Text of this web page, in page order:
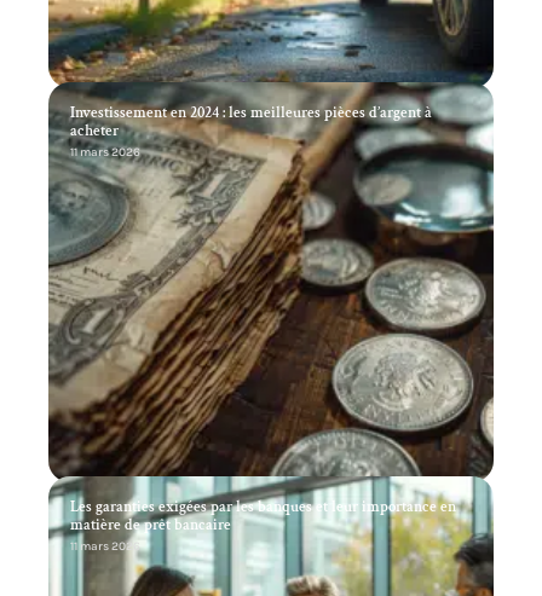
Investissement en 2024 : les meilleures pièces d’argent à
acheter
11 mars 2026
Les garanties exigées par les banques et leur importance en
matière de prêt bancaire
11 mars 2026